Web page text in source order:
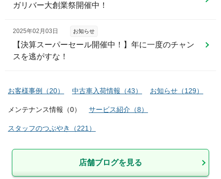
ガリバー大創業祭開催中！
2025年02月03日 お知らせ
【決算スーパーセール開催中！】年に一度のチャン
スを逃がすな！
お客様事例 （20） 中古車入荷情報 （43） お知らせ （129）
メンテナンス情報 （0） サービス紹介 （8）
スタッフのつぶやき （221 ）
店舗ブログを見る